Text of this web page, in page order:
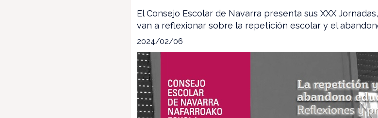
El Consejo Escolar de Navarra presenta sus XXX
van a reflexionar sobre la repetición escolar y el
2024/02/06